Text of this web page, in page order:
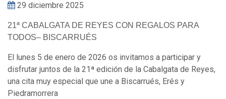
29 diciembre 2025
21ª CABALGATA DE REYES CON REGALOS PARA
TODOS– BISCARRUÉS
El lunes 5 de enero de 2026 os invitamos a participar y
disfrutar juntos de la 21ª edición de la Cabalgata de Reyes,
una cita muy especial que une a Biscarrués, Erés y
Piedramorrera